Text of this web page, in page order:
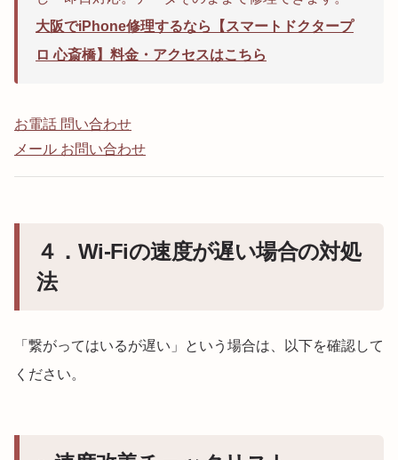
大阪でiPhone修理するなら【スマートドクタープ
ロ 心斎橋】料金・アクセスはこちら
お電話 問い合わせ
メール お問い合わせ
４．Wi-Fiの速度が遅い場合の対処
法
「繋がってはいるが遅い」という場合は、以下を確認して
ください。